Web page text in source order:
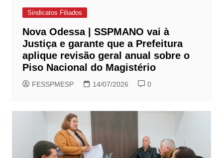
Sindicatos Filiados
Nova Odessa | SSPMANO vai à
Justiça e garante que a Prefeitura
aplique revisão geral anual sobre o
Piso Nacional do Magistério
FESSPMESP 14/07/2026 0